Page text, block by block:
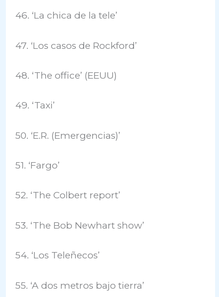
46. ‘La chica de la tele’
47. ‘Los casos de Rockford’
48. ‘The office’ (EEUU)
49. ‘Taxi’
50. ‘E.R. (Emergencias)’
51. ‘Fargo’
52. ‘The Colbert report’
53. ‘The Bob Newhart show’
54. ‘Los Teleñecos’
55. ‘A dos metros bajo tierra’